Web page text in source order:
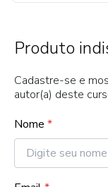
Produto
Cadastre-se e
autor(a) deste
Nome *